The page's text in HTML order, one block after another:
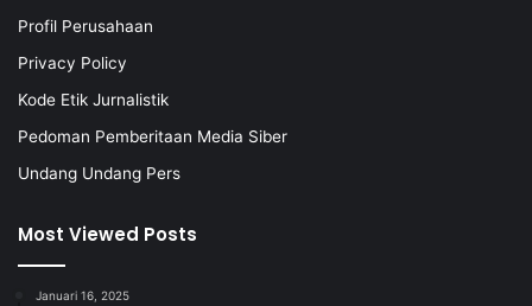
Profil Perusahaan
Privacy Policy
Kode Etik Jurnalistik
Pedoman Pemberitaan Media Siber
Undang Undang Pers
Most Viewed Posts
Januari 16, 2025